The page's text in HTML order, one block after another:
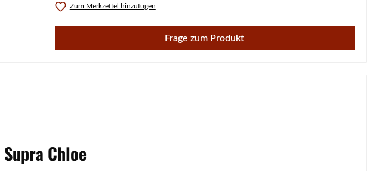
Zum Merkzettel hinzufügen
Frage zum Produkt
Supra Chloe